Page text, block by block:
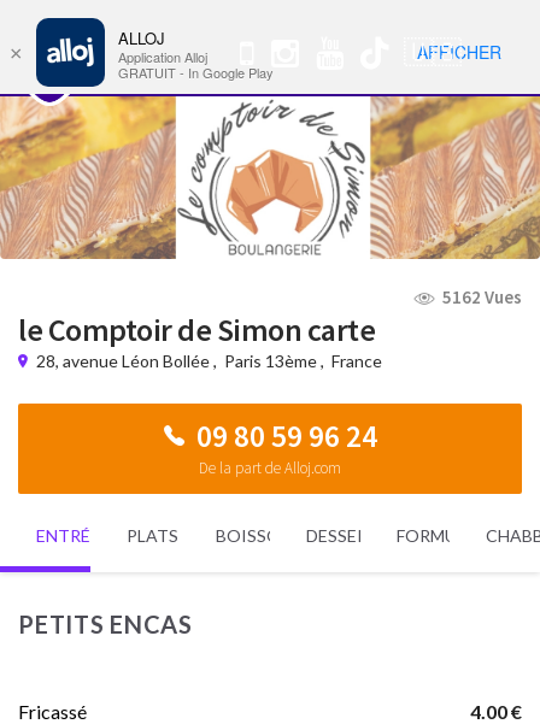
🇺🇸 Nav
5162 Vues
le Comptoir de Simon carte
28, avenue Léon Bollée, Paris 13ème, France
09 80 59 96 24
De la part de Alloj.com
ENTRÉES PLATS BOISSONS DESSERTS FORMULES
PETITS ENCAS
4.00 €
Fricassé
×
ALLOJ
Application Alloj
GRATUIT - In Google Play
AFFICHER